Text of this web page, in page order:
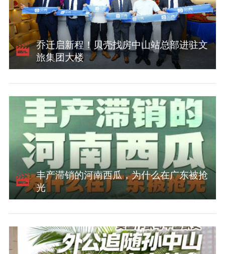
乔迁启新程！贝壳找房中山站总部进驻文
旅集团大楼
丰产滞销的河南西瓜，为什么在广东被抢
光